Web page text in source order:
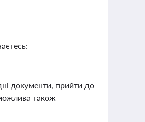
документи, прийти до
також